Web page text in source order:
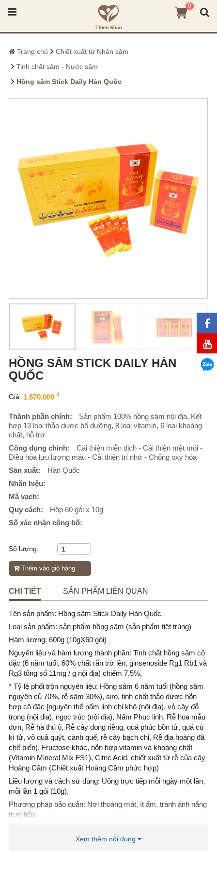
0
Trang chủ
Chiết xuất từ Nhân sâm
Tinh chất sâm - Nước sâm
Hồng sâm Stick Daily Hàn Quốc
HỒNG SÂM STICK DAILY HÀN
QUỐC
Giá: 1.870.000 đ
Thành phần chính:
Sản phẩm 100% hồng sâm nội địa, Kết
hợp 13 loại thảo dược bổ dưỡng, 8 loại vitamin, 6 loại khoáng
chất, hỗ trợ
Công dụng chính:
Cải thiện miễn dịch - Cải thiện mệt mỏi -
Điều hòa lưu lượng máu - Cải thiện trí nhớ - Chống oxy hóa
Sản xuất:
Hàn Quốc
Nhãn hiệu:
Mã vạch:
Quy cách:
Hộp 60 gói x 10g
Số xác nhận công bố:
Số lượng:
Thêm vào giỏ hàng
CHI TIẾT SẢN PHẨM LIÊN QUAN
Tên sản phẩm: Hồng sâm Stick Daily Hàn Quốc
Loại sản phẩm: sản phẩm hồng sâm (sản phẩm tiệt trùng)
Hàm lượng: 600g (10gX60 gói)
Nguyên liệu và hàm lượng thành phần: Tinh chất hồng sâm cô
đặc (6 năm tuổi, 60% chất rắn trở lên, ginsenoside Rg1 Rb1 và
Rg3 tổng số 11mg / g nội địa) chiếm 7,5%,
* Tỷ lệ phối trộn nguyên liệu: Hồng sâm 6 năm tuổi (hồng sâm
nguyên củ 70%, rễ sâm 30%), siro, tinh chất thảo dược hỗn
hợp cô đặc [nguyên thể nấm linh chi khô (nội địa), vỏ cây đỗ
trọng (nội địa), ngọc trúc (nội địa), Nấm Phục linh, Rễ hoa mẫu
đơn, Rễ hà thủ ô, Rễ cây dong riềng, quả phúc bồn tử, quả cù
kì tử, vỏ quả quýt, cành quế, rễ cây bạch chỉ, Rễ địa hoàng đã
chế biến), Fructose khác, hỗn hợp vitamin và khoáng chất
(Vitamin Mineral Mix FS1), Citric Acid, chiết xuất từ rễ của cây
Hoàng Cầm (Chiết xuất Hoàng Cầm phức hợp)
Liều lượng và cách sử dùng: Uống trực tiếp mỗi ngày một lần,
mỗi lần 1 gói (10g).
Phương pháp bảo quản: Nơi thoáng mát, ít ẩm, tránh ánh nắng
trực tiếp.
hoặc nuốt phải vật liệu đóng gói.
Xem thêm nội dung